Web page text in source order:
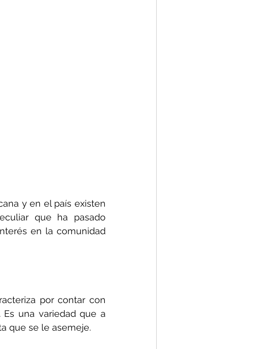
y en el país existen
que ha pasado
en la comunidad
por contar con
una variedad que a
que se le asemeje.